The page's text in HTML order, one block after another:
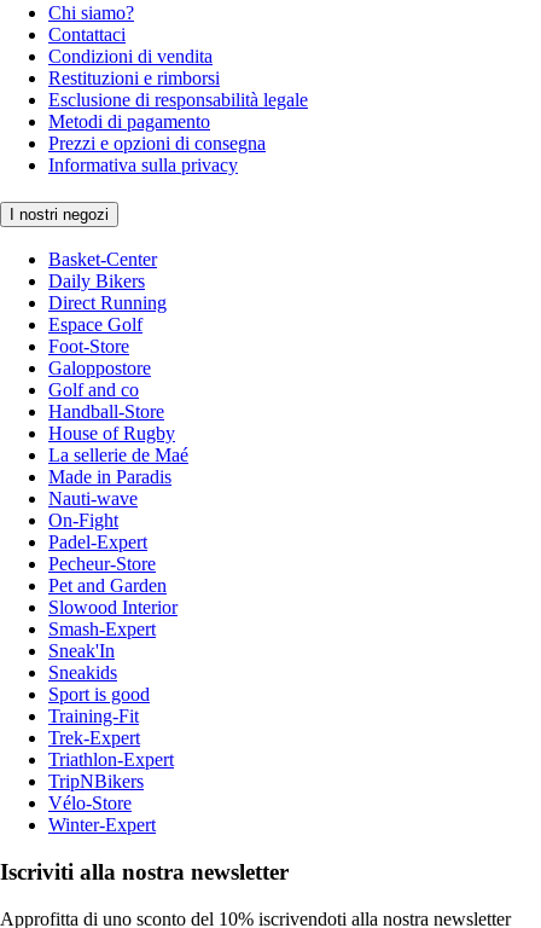
Chi siamo?
Contattaci
Condizioni di vendita
Restituzioni e rimborsi
Esclusione di responsabilità legale
Metodi di pagamento
Prezzi e opzioni di consegna
Informativa sulla privacy
I nostri negozi
Basket-Center
Daily Bikers
Direct Running
Espace Golf
Foot-Store
Galoppostore
Golf and co
Handball-Store
House of Rugby
La sellerie de Maé
Made in Paradis
Nauti-wave
On-Fight
Padel-Expert
Pecheur-Store
Pet and Garden
Slowood Interior
Smash-Expert
Sneak'In
Sneakids
Sport is good
Training-Fit
Trek-Expert
Triathlon-Expert
TripNBikers
Vélo-Store
Winter-Expert
Iscriviti alla nostra newsletter
Approfitta di uno sconto del 10% iscrivendoti alla nostra newsletter